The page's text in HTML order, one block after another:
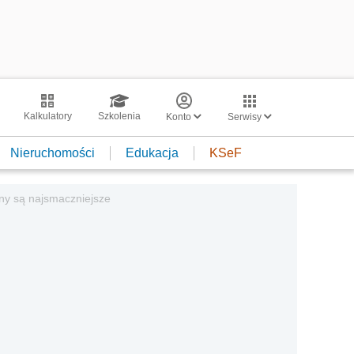
Kalkulatory Szkolenia Konto Serwisy
Nieruchomości Edukacja KSeF
są najsmaczniejsze